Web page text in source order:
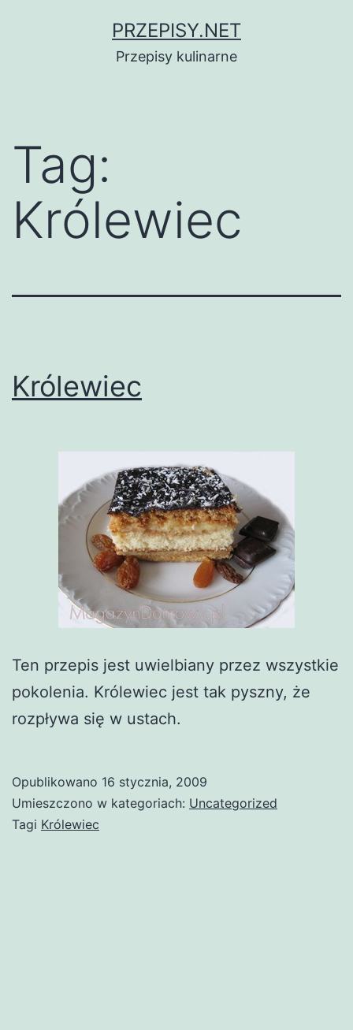
PRZEPISY.NET
Przepisy kulinarne
Tag:
Królewiec
Królewiec
Ten przepis jest uwielbiany przez wszystkie
pokolenia. Królewiec jest tak pyszny, że
rozpływa się w ustach.
Opublikowano 16 stycznia, 2009
Umieszczono w kategoriach: Uncategorized
Tagi Królewiec